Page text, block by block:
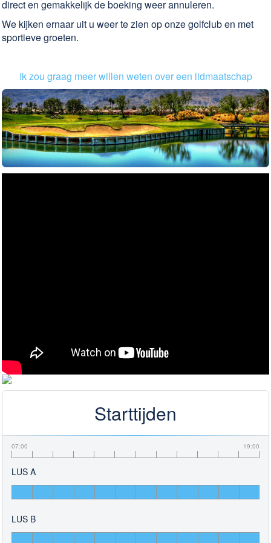
direct en gemakkelijk de boeking weer annuleren.
We kijken ernaar uit u weer te zien op onze golfclub en met
sportieve groeten.
Ik zou graag meer willen weten over een lidmaatschap
Starttijden
07:00 19:00
LUS A
LUS B